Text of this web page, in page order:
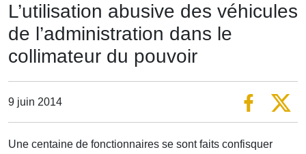
L’utilisation abusive des véhicules
de l’administration dans le
collimateur du pouvoir
9 juin 2014
Une centaine de fonctionnaires se sont faits confisquer